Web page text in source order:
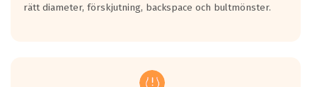
rätt diameter, förskjutning, backspace och bultmönster.